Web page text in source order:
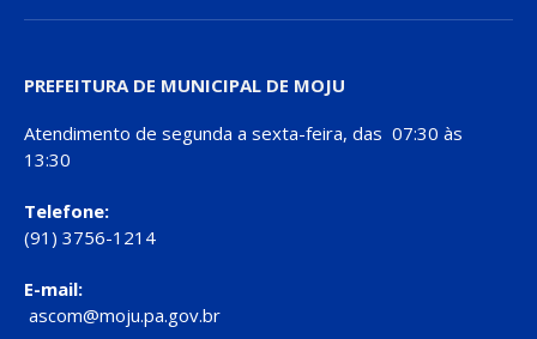
PREFEITURA DE MUNICIPAL DE MOJU
Atendimento de segunda a sexta-feira, das 07:30 às
13:30
Telefone:
(91) 3756-1214
E-mail:
ascom@moju.pa.gov.br